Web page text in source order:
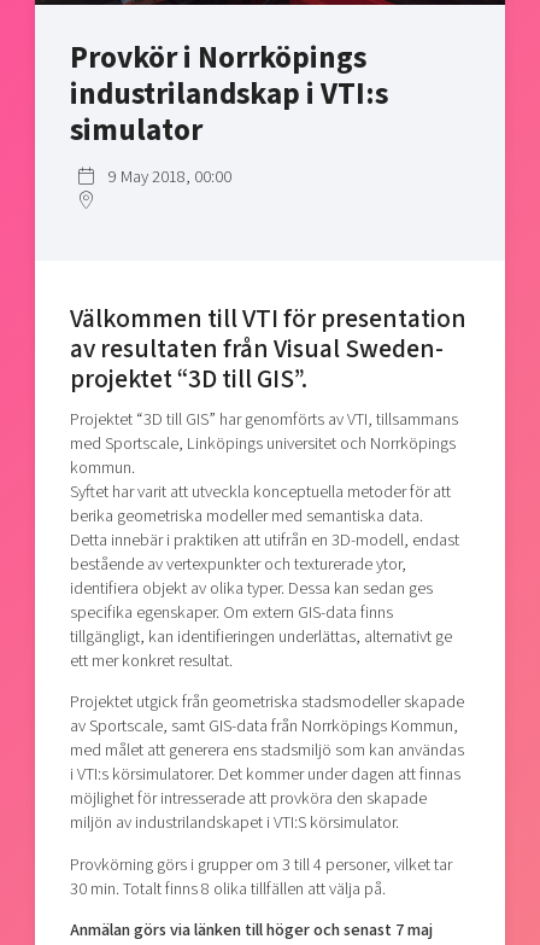
Bright East
Reversed mentorship
Talent & skills
Startup & industry collaboration
Offers to boost your business
Projects
Publications
Project toolbox
Reach out to us
Locations
Today's lunch in Mjärdevi
Provkör i Norrköpings
industrilandskap i VTI:s
simulator
9 May 2018, 00:00
Välkommen till VTI för presentation
av resultaten från Visual Sweden-
projektet “3D till GIS”.
Projektet “3D till GIS” har genomförts av VTI, tillsammans
med Sportscale, Linköpings universitet och Norrköpings
kommun.
Syftet har varit att utveckla konceptuella metoder för att
berika geometriska modeller med semantiska data.
Detta innebär i praktiken att utifrån en 3D-modell, endast
bestående av vertexpunkter och texturerade ytor,
identifiera objekt av olika typer. Dessa kan sedan ges
specifika egenskaper. Om extern GIS-data finns
tillgängligt, kan identifieringen underlättas, alternativt ge
ett mer konkret resultat.
Projektet utgick från geometriska stadsmodeller skapade
av Sportscale, samt GIS-data från Norrköpings Kommun,
med målet att generera ens stadsmiljö som kan användas
i VTI:s körsimulatorer. Det kommer under dagen att finnas
möjlighet för intresserade att provköra den skapade
miljön av industrilandskapet i VTI:S körsimulator.
Provkörning görs i grupper om 3 till 4 personer, vilket tar
30 min. Totalt finns 8 olika tillfällen att välja på.
Anmälan görs via länken till höger och senast 7 maj